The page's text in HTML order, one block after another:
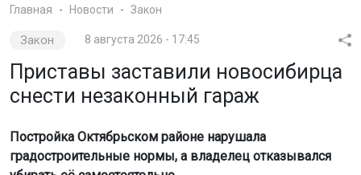
Главная Новости Закон
Закон 8 августа 2026 - 17:45
Приставы заставили новосибирца
снести незаконный гараж
Постройка Октябрьском районе нарушала
градостроительные нормы, а владелец отказывался